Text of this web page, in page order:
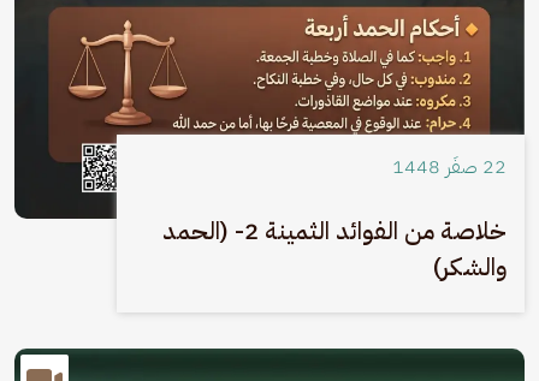
22 صفَر 1448
خلاصة من الفوائد الثمينة 2- (الحمد
والشكر)
الصورة